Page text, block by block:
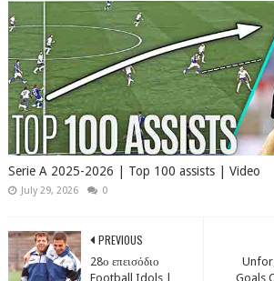
Serie A 2025-2026 | Top 100 assists | Video
July 29, 2026 0
Goals
PREVIOUS
28ο επεισόδιο
Football Idols |